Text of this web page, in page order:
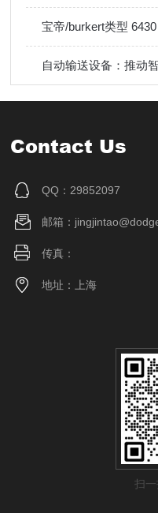
宝帝/burkert类型
自动输送设备：推动
Contact Us
QQ：29852097
邮箱：
传真：
地址：上海
扫